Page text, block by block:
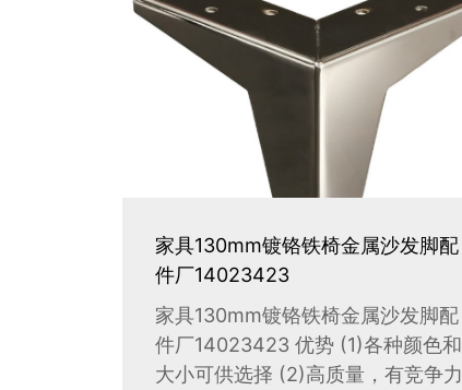
家具130mm镀铬铁椅金属沙发脚配
件厂14023423
家具130mm镀铬铁椅金属沙发脚配
件厂14023423 优势 (1)各种颜色和
大小可供选择 (2)高质量，有竞争力